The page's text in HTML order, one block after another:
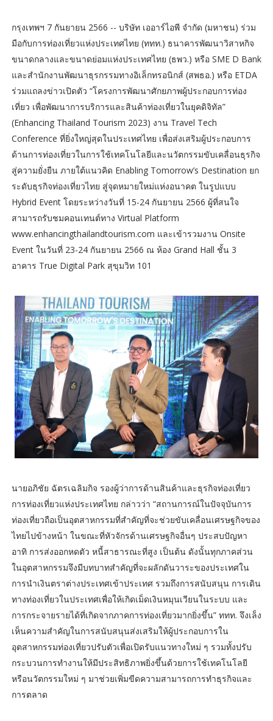
กรุงเทพฯ 7 กันยายน 2566 -- บริษัท เออาร์ไอพี จำกัด (มหาชน) ร่วม
มือกับการท่องเที่ยวแห่งประเทศไทย (ททท.) ธนาคารพัฒนาวิสาหกิจ
ขนาดกลางและขนาดย่อมแห่งประเทศไทย (ธพว.) หรือ SME D Bank
และสำนักงานพัฒนาธุรกรรมทางอิเล็กทรอนิกส์ (สพธอ.) หรือ ETDA
ร่วมแถลงข่าวเปิดตัว “โครงการพัฒนาศักยภาพผู้ประกอบการท่อง
เที่ยว เพื่อพัฒนาการบริการและสินค้าท่องเที่ยวในยุคดิจิทัล”
(Enhancing Thailand Tourism 2023) งาน Travel Tech
Conference ที่ยิ่งใหญ่สุดในประเทศไทย เพื่อส่งเสริมผู้ประกอบการ
ด้านการท่องเที่ยวในการใช้เทคโนโลยีและนวัตกรรมขับเคลื่อนธุรกิจ
สู่ความยั่งยืน ภายใต้แนวคิด Enabling Tomorrow’s Destination ยก
ระดับธุรกิจท่องเที่ยวไทย สู่จุดหมายใหม่แห่งอนาคต ในรูปแบบ
Hybrid Event โดยระหว่างวันที่ 15-24 กันยายน 2566 ผู้ที่สนใจ
สามารถรับชมคอนเทนต์ทาง Virtual Platform
www.enhancingthailandtourism.com และเข้ารวมงาน Onsite
Event ในวันที่ 23-24 กันยายน 2566 ณ ห้อง Grand Hall ชั้น 3
อาคาร True Digital Park สุขุมวิท 101
นายอภิชัย ฉัตรเฉลิมกิจ รองผู้ว่าการด้านสินค้าและธุรกิจท่องเที่ยว
การท่องเที่ยวแห่งประเทศไทย กล่าวว่า “สถานการณ์ในปัจจุบันการ
ท่องเที่ยวถือเป็นอุตสาหกรรมที่สำคัญที่จะช่วยขับเคลื่อนเศรษฐกิจของ
ไทยไปข้างหน้า ในขณะที่หัวจักรด้านเศรษฐกิจอื่นๆ ประสบปัญหา
อาทิ การส่งออกหดตัว หนี้สาธารณะที่สูง เป็นต้น ดังนั้นทุกภาคส่วน
ในอุตสาหกรรมจึงมีบทบาทสำคัญที่จะผลักดันวาระของประเทศใน
การนำเงินตราต่างประเทศเข้าประเทศ รวมถึงการสนับสนุน การเดิน
ทางท่องเที่ยวในประเทศเพื่อให้เกิดเม็ดเงินหมุนเวียนในระบบ และ
การกระจายรายได้ที่เกิดจากภาคการท่องเที่ยวมากยิ่งขึ้น” ททท. จึงเล็ง
เห็นความสำคัญในการสนับสนุนส่งเสริมให้ผู้ประกอบการใน
อุตสาหกรรมท่องเที่ยวปรับตัวเพื่อเปิดรับแนวทางใหม่ ๆ รวมทั้งปรับ
กระบวนการทำงานให้มีประสิทธิภาพยิ่งขึ้นด้วยการใช้เทคโนโลยี
หรือนวัตกรรมใหม่ ๆ มาช่วยเพิ่มขีดความสามารถการทำธุรกิจและ
การตลาด